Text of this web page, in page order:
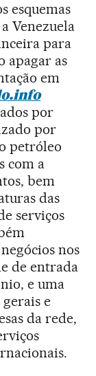
esquemas
Venezuela
para
apagar as
em
por
por
petróleo
com a
bem
das
serviços
nos
de entrada
e uma
e
da rede,